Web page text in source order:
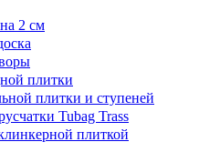
2 см
плитки
плитки и ступеней
Tubag Trass
плиткой